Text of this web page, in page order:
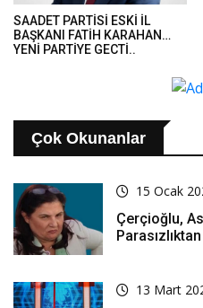
SAADET PARTİSİ ESKİ İL
BAŞKANI FATİH KARAHAN
YENİ PARTİYE GEÇTİ..
Çok Okunanlar
15 Ocak
Çerçioğlu,
13 Mart